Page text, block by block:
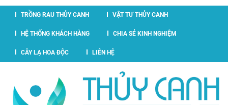
TRỒNG RAU THỦY CANH VẬT TƯ THỦY CANH
HỆ THỐNG KHÁCH HÀNG CHIA SẺ KINH NGHIỆM
CÂY LẠ HOA ĐỘC LIÊN HỆ